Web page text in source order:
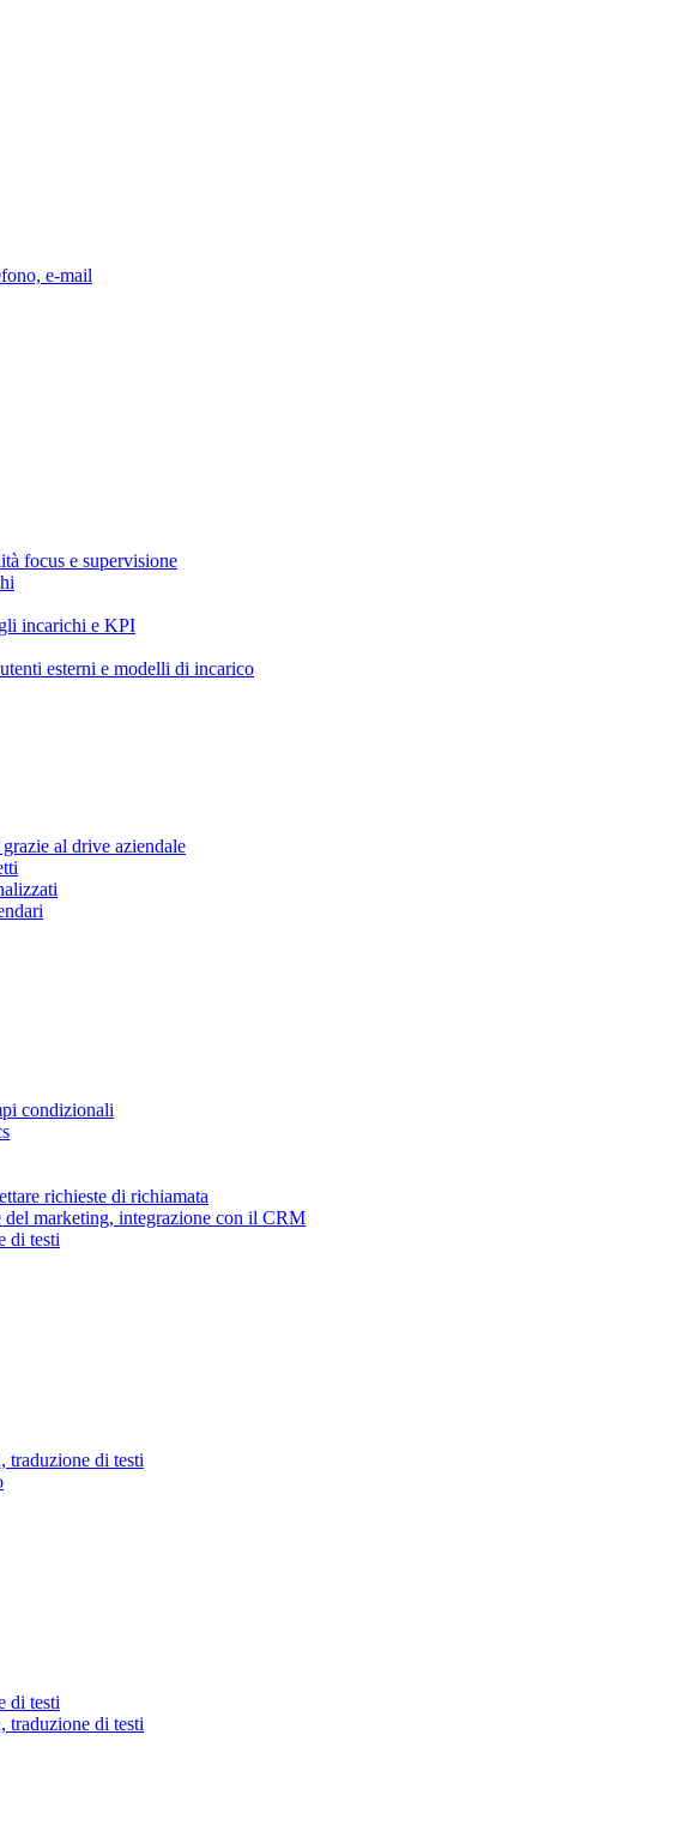
e-mail
focus e supervisione
incarichi e KPI
esterni e modelli di incarico
al drive aziendale
condizionali
richieste di richiamata
del marketing, integrazione con il CRM
di testi
traduzione di testi
di testi
traduzione di testi